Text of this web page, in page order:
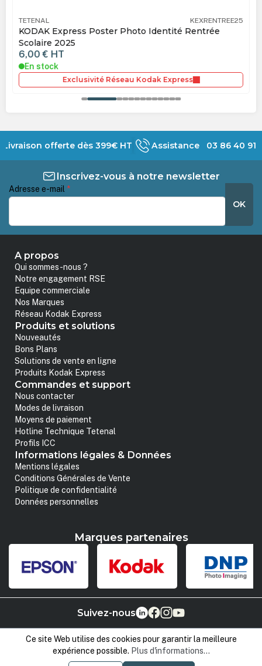
TETENAL KEXRENTREE25
KODAK Express Poster Photo Identité Rentrée
Scolaire 2025
6,00 € HT
En stock
Exclusivité Réseau Kodak Express
Livraison offerte dès 399€ HT Assistance 03 86 40 91
Inscrivez-vous à notre newsletter
Adresse e-mail *
OK
A propos
Qui sommes-nous ?
Notre engagement RSE
Equipe commerciale
Nos Marques
Réseau Kodak Express
Produits et solutions
Nouveautés
Bons Plans
Solutions de vente en ligne
Produits Kodak Express
Commandes et support
Nous contacter
Modes de livraison
Moyens de paiement
Hotline Technique Tetenal
Profils ICC
Informations légales & Données
Mentions légales
Conditions Générales de Vente
Politique de confidentialité
Données personnelles
Marques partenaires
Suivez-nous
Ce site Web utilise des cookies pour garantir la meilleure
expérience possible. Plus d'informations...